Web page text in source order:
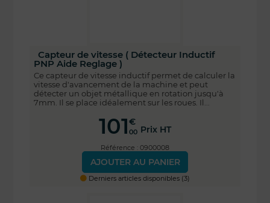
Capteur de vitesse ( Détecteur Inductif
PNP Aide Reglage )
Ce capteur de vitesse inductif permet de calculer la
vitesse d'avancement de la machine et peut
détecter un objet métallique en rotation jusqu'à
7mm. Il se place idéalement sur les roues. Il...
101€
00 Prix HT
Référence : 0900008
AJOUTER AU PANIER
Derniers articles disponibles (3)